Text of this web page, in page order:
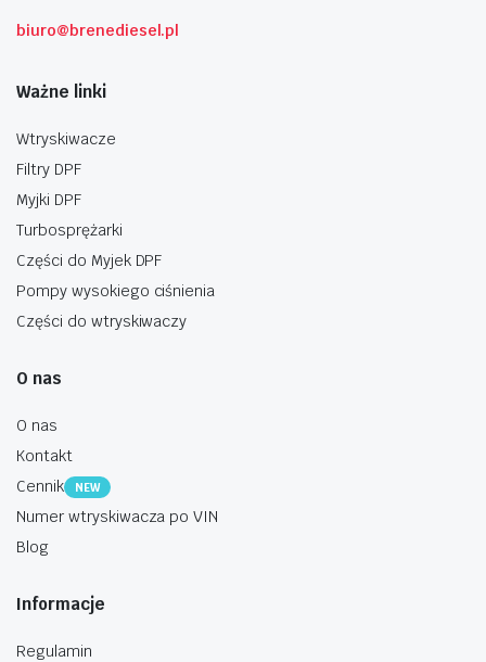
biuro@brenediesel.pl
Ważne linki
Wtryskiwacze
Filtry DPF
Myjki DPF
Turbosprężarki
Części do Myjek DPF
Pompy wysokiego ciśnienia
Części do wtryskiwaczy
O nas
O nas
Kontakt
Cennik
NEW
Numer wtryskiwacza po VIN
Blog
Informacje
Regulamin